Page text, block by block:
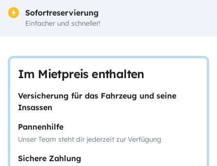
Sofortreservierung
Einfacher und schneller!
Im Mietpreis enthalten
Versicherung für das Fahrzeug und seine
Insassen
Pannenhilfe
Unser Team steht dir jederzeit zur Verfügung
Sichere Zahlung